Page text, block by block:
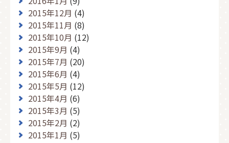
2015年12月 (4)
2015年11月 (8)
2015年10月 (12)
2015年9月 (4)
2015年7月 (20)
2015年6月 (4)
2015年5月 (12)
2015年4月 (6)
2015年3月 (5)
2015年2月 (2)
2015年1月 (5)